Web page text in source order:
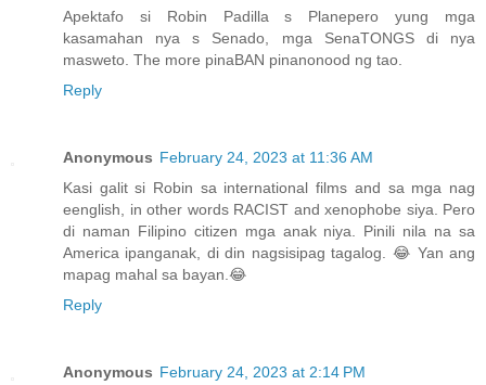
Apektafo si Robin Padilla s Planepero yung mga
kasamahan nya s Senado, mga SenaTONGS di nya
masweto. The more pinaBAN pinanonood ng tao.
Reply
Anonymous February 24, 2023 at 11:36 AM
Kasi galit si Robin sa international films and sa mga nag
eenglish, in other words RACIST and xenophobe siya. Pero
di naman Filipino citizen mga anak niya. Pinili nila na sa
America ipanganak, di din nagsisipag tagalog. 😂 Yan ang
mapag mahal sa bayan.😂
Reply
Anonymous February 24, 2023 at 2:14 PM